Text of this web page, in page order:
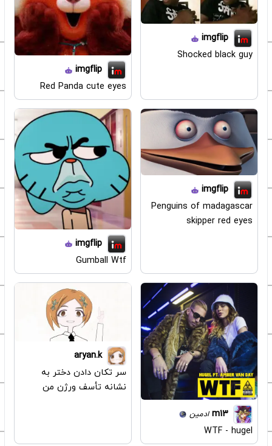
imgflip
Shocked black guy
imgflip
Red Panda cute eyes
imgflip
Penguins of madagascar
skipper red eyes
imgflip
Gumball Wtf
m13 ادمین
WTF - hugel
aryan.k
سر تکان دادن دختر به
نشانه تأسف ورژن من